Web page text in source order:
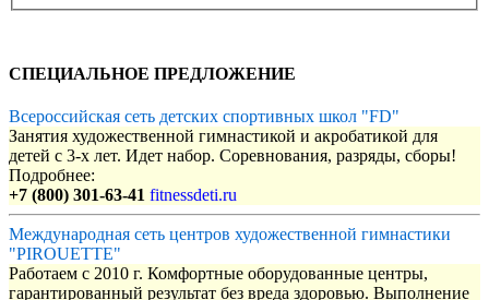
СПЕЦИАЛЬНОЕ ПРЕДЛОЖЕНИЕ
Всероссийская сеть детских спортивных школ "FD"
Занятия художественной гимнастикой и акробатикой для
детей с 3-х лет. Идет набор. Соревнования, разряды, сборы!
Подробнее:
+7 (800) 301-63-41 fitnessdeti.ru
Международная сеть центров художественной гимнастики
"PIROUETTE"
Работаем с 2010 г. Комфортные оборудованные центры,
гарантированный результат без вреда здоровью. Выполнение